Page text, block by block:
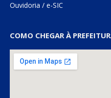
Ouvidoria / e-SIC
COMO CHEGAR À